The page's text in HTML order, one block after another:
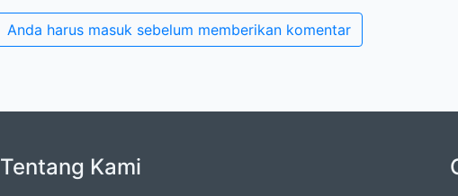
Anda harus masuk sebelum memberikan komentar
Tentang Kami